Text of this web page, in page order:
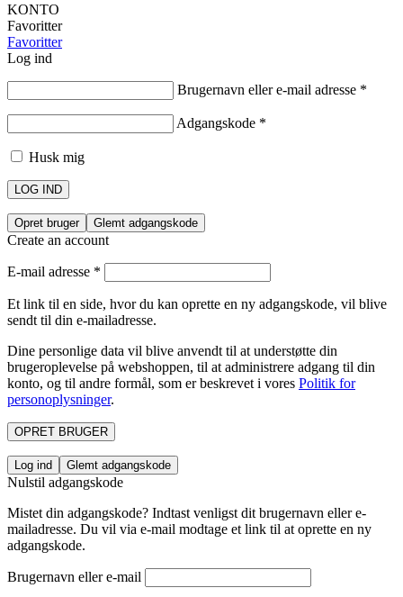
KONTO
Favoritter
Favoritter
Log ind
Brugernavn eller e-mail adresse *
Adgangskode *
Husk mig
LOG IND
Opret bruger Glemt adgangskode
Create an account
E-mail adresse *
Et link til en side, hvor du kan oprette en ny adgangskode, vil blive
sendt til din e-mailadresse.
Dine personlige data vil blive anvendt til at understøtte din
brugeroplevelse på webshoppen, til at administrere adgang til din
konto, og til andre formål, som er beskrevet i vores Politik for
personoplysninger.
OPRET BRUGER
Log ind Glemt adgangskode
Nulstil adgangskode
Mistet din adgangskode? Indtast venligst dit brugernavn eller e-
mailadresse. Du vil via e-mail modtage et link til at oprette en ny
adgangskode.
Brugernavn eller e-mail